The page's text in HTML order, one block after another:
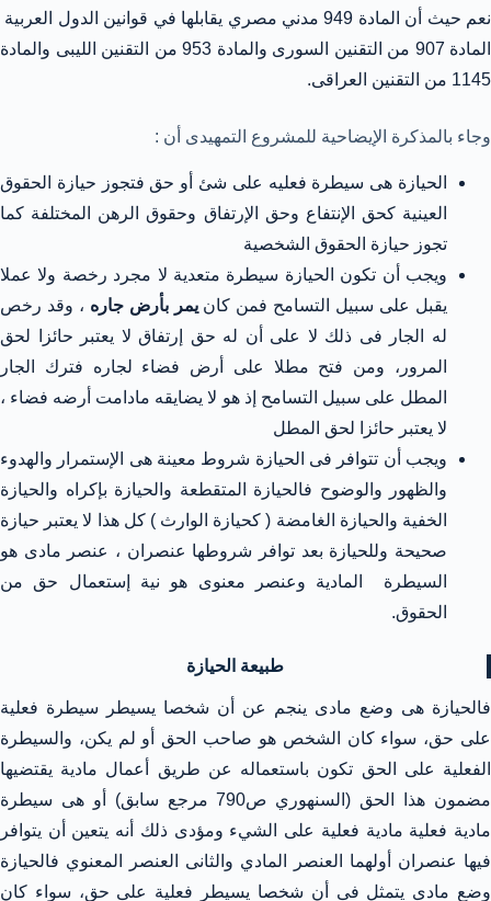
نعم حيث أن المادة 949 مدني مصري يقابلها في قوانين الدول العربية
المادة 907 من التقنين السورى والمادة 953 من التقنين الليبى والمادة
1145 من التقنين العراقى.
وجاء بالمذكرة الإيضاحية للمشروع التمهيدى أن :
الحيازة هى سيطرة فعليه على شئ أو حق فتجوز حيازة الحقوق
العينية كحق الإنتفاع وحق الإرتفاق وحقوق الرهن المختلفة كما
تجوز حيازة الحقوق الشخصية
ويجب أن تكون الحيازة سيطرة متعدية لا مجرد رخصة ولا عملا
يقبل على سبيل التسامح فمن كانيمر بأرض جاره ، وقد رخص
له الجار فى ذلك لا على أن له حق إرتفاق لا يعتبر حائزا لحق
المرور، ومن فتح مطلا على أرض فضاء لجاره فترك الجار
المطل على سبيل التسامح إذ هو لا يضايقه مادامت أرضه فضاء ،
لا يعتبر حائزا لحق المطل
ويجب أن تتوافر فى الحيازة شروط معينة هى الإستمرار والهدوء
والظهور والوضوح فالحيازة المتقطعة والحيازة بإكراه والحيازة
الخفية والحيازة الغامضة ( كحيازة الوارث ) كل هذا لا يعتبر حيازة
صحيحة وللحيازة بعد توافر شروطها عنصران ، عنصر مادى هو
السيطرة المادية وعنصر معنوى هو نية إستعمال حق من
الحقوق.
طبيعة الحيازة
فالحيازة هى وضع مادى ينجم عن أن شخصا يسيطر سيطرة فعلية
على حق، سواء كان الشخص هو صاحب الحق أو لم يكن، والسيطرة
الفعلية على الحق تكون باستعماله عن طريق أعمال مادية يقتضيها
مضمون هذا الحق (السنهوري ص790 مرجع سابق) أو هى سيطرة
مادية فعلية مادية فعلية على الشيء ومؤدى ذلك أنه يتعين أن يتوافر
فيها عنصران أولهما العنصر المادي والثانى العنصر المعنوي فالحيازة
وضع مادى يتمثل فى أن شخصا يسيطر فعلية على حق، سواء كان